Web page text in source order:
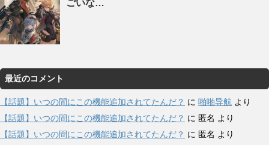
ごいな…
最近のコメント
【話題】いつの間にこの機能追加されてたんだ？ に 啪啪导航 より
【話題】いつの間にこの機能追加されてたんだ？ に 匿名 より
【話題】いつの間にこの機能追加されてたんだ？ に 匿名 より